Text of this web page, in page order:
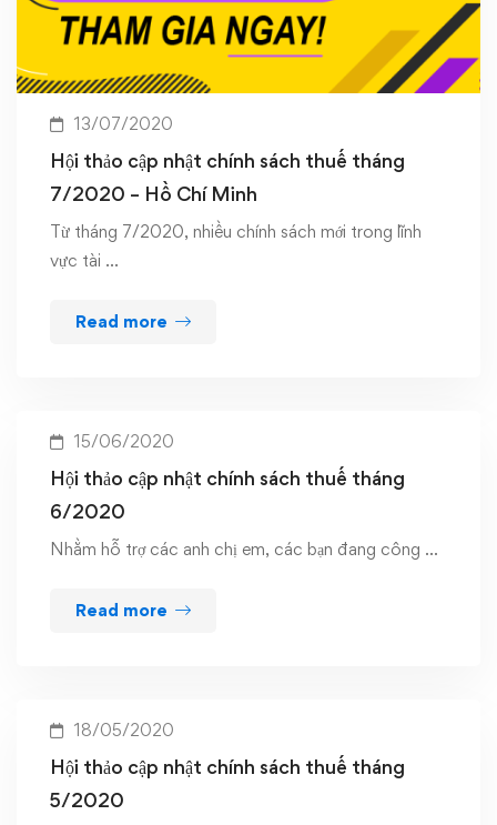
13/07/2020
Hội thảo cập nhật chính sách thuế tháng
7/2020 – Hồ Chí Minh
Từ tháng 7/2020, nhiều chính sách mới trong lĩnh
vực tài …
Read more
15/06/2020
Hội thảo cập nhật chính sách thuế tháng
6/2020
Nhằm hỗ trợ các anh chị em, các bạn đang công …
Read more
18/05/2020
Hội thảo cập nhật chính sách thuế tháng
5/2020